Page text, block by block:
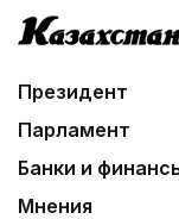
Президент
Парламент
Банки и
Мнения